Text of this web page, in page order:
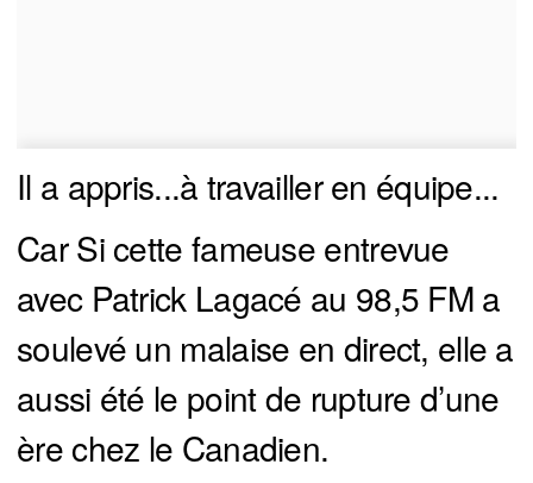
Il a appris...à travailler en équipe...
Car Si cette fameuse entrevue
avec Patrick Lagacé au 98,5 FM a
soulevé un malaise en direct, elle a
aussi été le point de rupture d’une
ère chez le Canadien.